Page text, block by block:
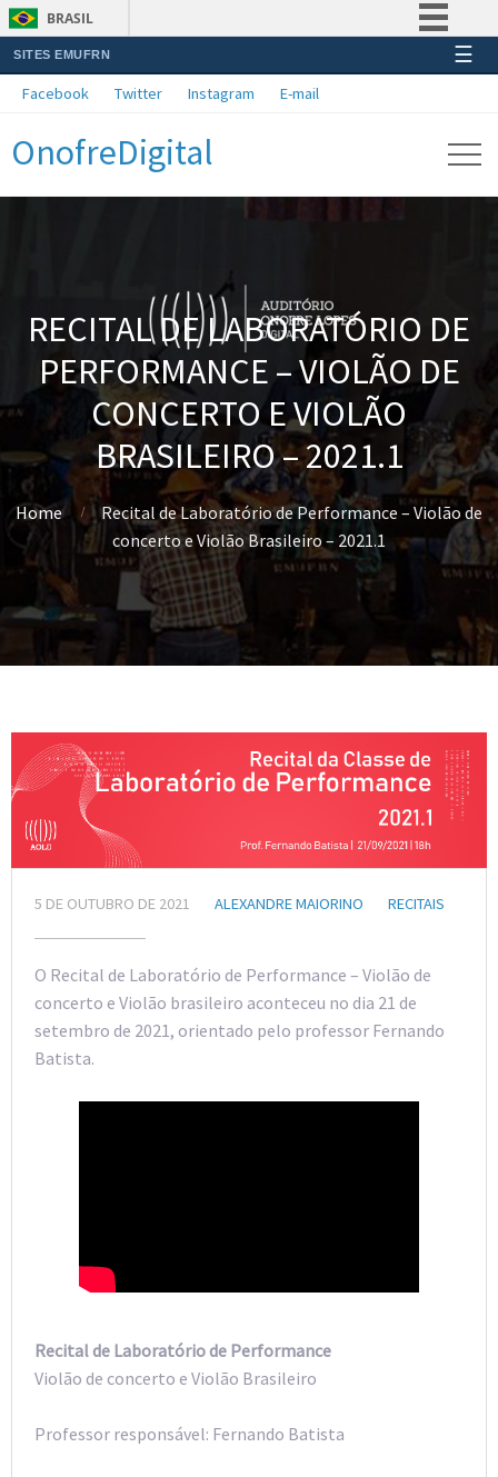
BRASIL
Simplifique!
Acesso à informação
SITES EMUFRN ☰
Facebook Twitter Instagram E-mail
OnofreDigital
RECITAL DE LABORATÓRIO DE
PERFORMANCE – VIOLÃO DE
CONCERTO E VIOLÃO
BRASILEIRO – 2021.1
Home
Recital de Laboratório de Performance – Violão de
concerto e Violão Brasileiro – 2021.1
5 DE OUTUBRO DE 2021 ALEXANDRE MAIORINO RECITAIS
O Recital de Laboratório de Performance – Violão de
concerto e Violão brasileiro aconteceu no dia 21 de
setembro de 2021, orientado pelo professor Fernando
Batista.
Recital de Laboratório de Performance
Violão de concerto e Violão Brasileiro
Professor responsável: Fernando Batista